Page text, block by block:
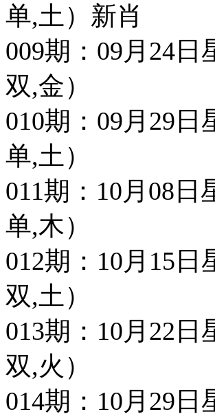
单,土）新肖
009期：09月24日
双,金）
010期：09月29日
单,土）
011期：10月08日
单,木）
012期：10月15日
双,土）
013期：10月22日
双,火）
014期：10月29日